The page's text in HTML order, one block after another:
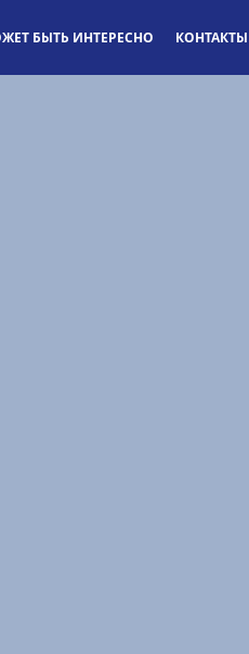
БЫТЬ ИНТЕРЕСНО КОНТАКТЫ